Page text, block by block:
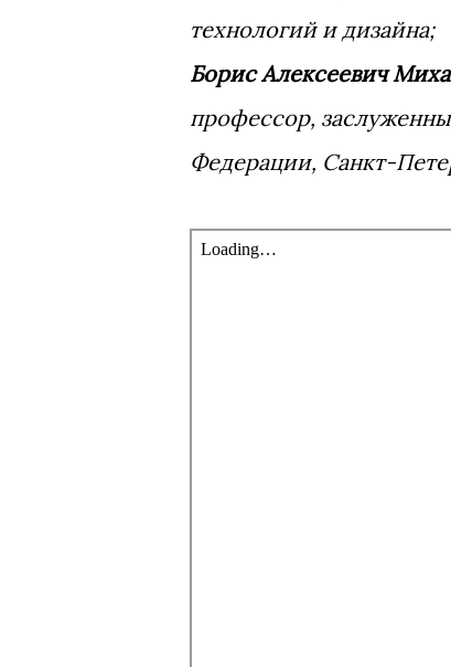
технологий и дизайна;
Борис Алексеевич
профессор,
Федерации, Санкт-